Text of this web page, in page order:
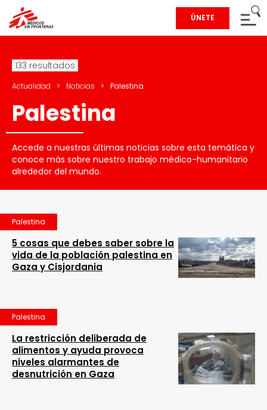
ÚNETE
133 resultados
Actualidad > Noticias > Palestina
Palestina
Accede a nuestras últimas noticias sobre esta temática y
conoce más sobre nuestro trabajo médico-humanitario
alrededor del mundo.
Palestina
5 cosas que debes saber sobre la
vida de la población palestina en
Gaza y Cisjordania
Palestina
La restricción deliberada de
alimentos y ayuda provoca
niveles alarmantes de
desnutrición en Gaza